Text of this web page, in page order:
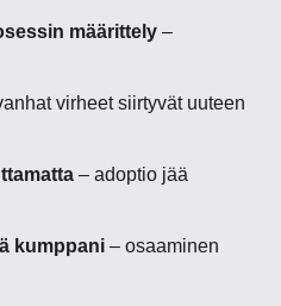
määrittely –
virheet siirtyvät uuteen
– adoptio jää
kumppani – osaaminen